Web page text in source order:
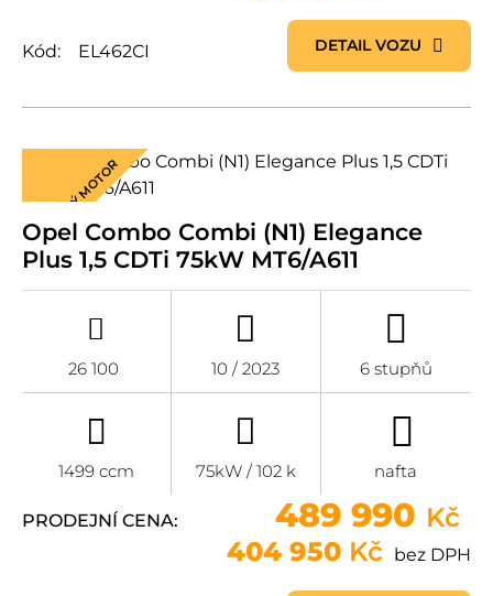
Kód: EL462CI DETAIL VOZU
ÚSPORNÝ MOTOR
Opel Combo Combi (N1) Elegance
Plus 1,5 CDTi 75kW MT6/A611
26 100 10 / 2023 6 stupňů
1499 ccm 75kW / 102 k nafta
PRODEJNÍ CENA: 489 990 Kč
404 950 Kč bez DPH